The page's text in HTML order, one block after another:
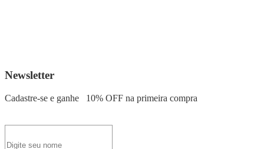
Newsletter
Cadastre-se e ganhe 10% OFF na primeira compra